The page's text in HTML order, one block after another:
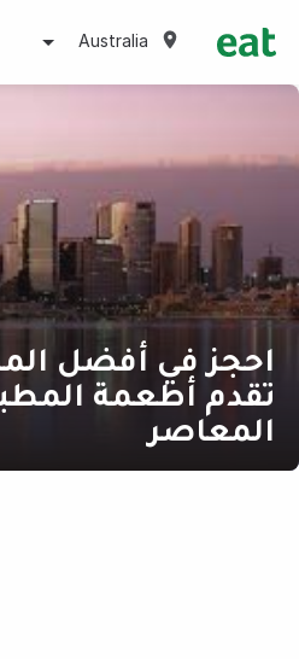
Australia
احجز في أفضل
تقدم أطعمة
المعاصر